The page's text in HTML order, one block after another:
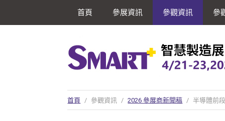
首頁 參展資訊 參觀資訊 參
首頁 / 參觀資訊 / 2026 參展商新聞稿 / 半導體前